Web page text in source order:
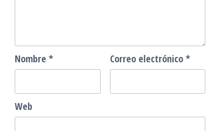
Nombre * Correo electrónico*
Web